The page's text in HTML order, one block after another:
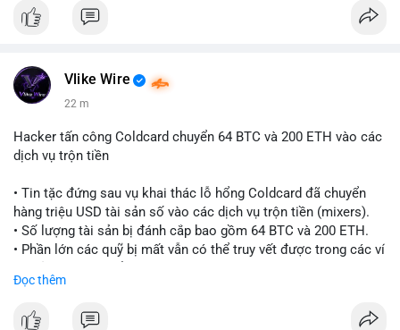
Vlike Wire
22 m
Hacker tấn công Coldcard chuyển 64 BTC và 200 ETH vào các
dịch vụ trộn tiền
• Tin tặc đứng sau vụ khai thác lỗ hổng Coldcard đã chuyển
hàng triệu USD tài sản số vào các dịch vụ trộn tiền (mixers).
• Số lượng tài sản bị đánh cắp bao gồm 64 BTC và 200 ETH.
• Phần lớn các quỹ bị mất vẫn có thể truy vết được trong các ví
#cryptonews
Đọc thêm